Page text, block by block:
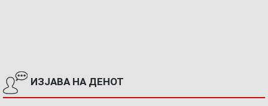
ИЗЈАВА НА ДЕНОТ